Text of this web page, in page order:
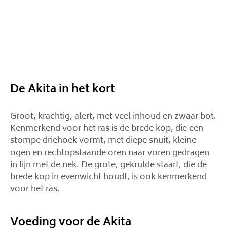
De Akita in het kort
Groot, krachtig, alert, met veel inhoud en zwaar bot.
Kenmerkend voor het ras is de brede kop, die een
stompe driehoek vormt, met diepe snuit, kleine
ogen en rechtopstaande oren naar voren gedragen
in lijn met de nek. De grote, gekrulde staart, die de
brede kop in evenwicht houdt, is ook kenmerkend
voor het ras.
Voeding voor de Akita